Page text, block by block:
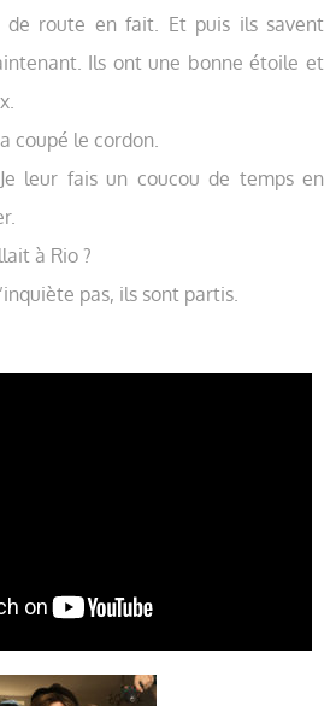
de route en fait. Et puis ils savent
Ils ont une bonne étoile et
coupé le cordon.
Je leur fais un coucou de temps en
à Rio ?
pas, ils sont partis.